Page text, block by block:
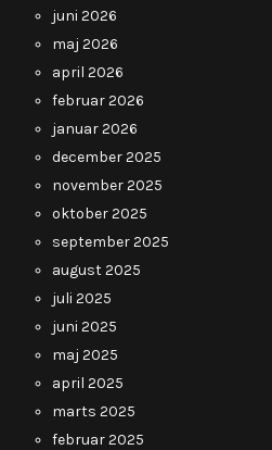
juni 2026
maj 2026
april 2026
februar 2026
januar 2026
december 2025
november 2025
oktober 2025
september 2025
august 2025
juli 2025
juni 2025
maj 2025
april 2025
marts 2025
februar 2025